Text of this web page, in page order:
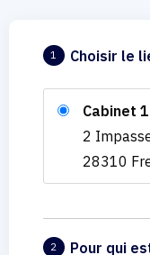
1 Choisir le
Cabinet 1
2
28310
2 Pour qui